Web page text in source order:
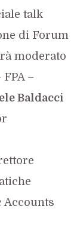
talk
di Forum
moderato
–
Baldacci
Accounts